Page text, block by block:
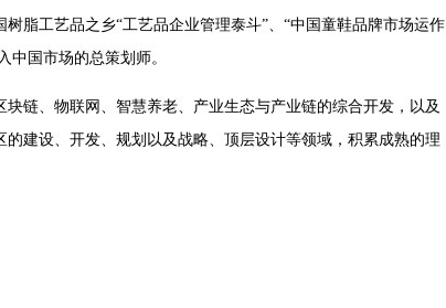
树脂工艺品之乡“工艺品企业管理泰斗”、“中国童鞋品牌市场运作
中国市场的总策划师。
链、物联网、智慧养老、产业生态与产业链的综合开发，以及
建设、开发、规划以及战略、顶层设计等领域，积累成熟的理